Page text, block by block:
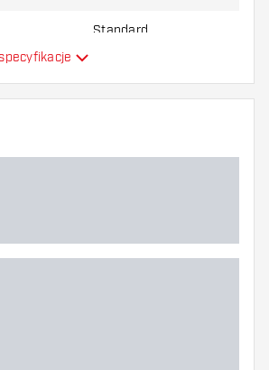
Standard